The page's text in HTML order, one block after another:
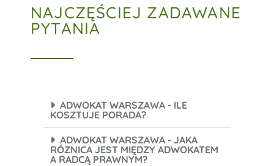
NAJCZĘŚCIEJ ZADAWANE
PYTANIA
ADWOKAT WARSZAWA - ILE
KOSZTUJE PORADA?
ADWOKAT WARSZAWA - JAKA
RÓZNICA JEST MIĘDZY ADWOKATEM
A RADCĄ PRAWNYM?